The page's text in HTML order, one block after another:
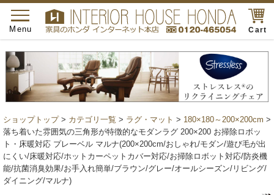
Cart
toggle
navigation
Menu
ショップトップ> カテゴリ一覧 > ラグ・マット > 180×180～200×200cm >
落ち着いた雰囲気の三角形が特徴的なモダンラグ 200×200 お掃除ロボッ
ト・床暖対応 プレーベル マルナ(200×200cm/おしゃれ/モダン/遊び毛が出
にくい/床暖対応/ホットカーペットカバー対応/お掃除ロボット対応/防炎機
能/抗菌消臭効果/お手入れ簡単/ブラウン/グレー/オールシーズン/リビング/
ダイニング/マルナ)